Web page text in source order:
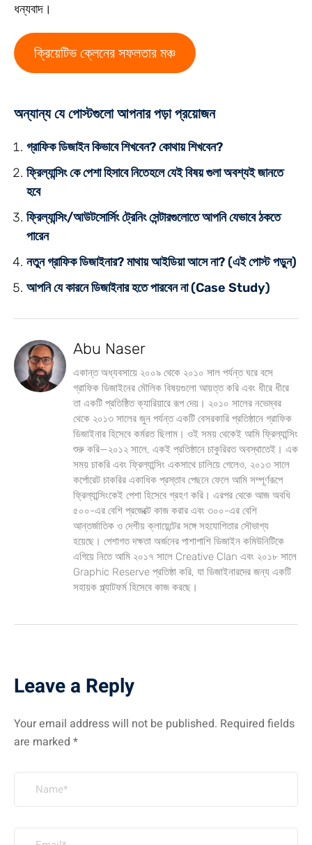
ধন্যবাদ।
ক্রিয়েটিভ ক্লেনের সফলতার মঞ্চ
অন্যান্য যে পোস্টগুলো আপনার পড়া প্রয়োজন
গ্রাফিক ডিজাইন কিভাবে শিখবেন? কোথায় শিখবেন?
ফ্রিল্যান্সিং কে পেশা হিসাবে নিতেহলে যেই বিষয় গুলা অবশ্যই জানতে
হবে
ফ্রিল্যান্সিং/আউটসোর্সিং ট্রেনিং সেন্টারগুলোতে আপনি যেভাবে ঠকতে
পারেন
নতুন গ্রাফিক ডিজাইনার? মাথায় আইডিয়া আসে না?(এই পোস্ট পড়ুন)
আপনি যে কারনে ডিজাইনার হতে পারবেন না (Case Study)
Abu Naser
একান্ত অধ্যবসায়ে ২০০৯ থেকে ২০১০ সাল পর্যন্ত ঘরে বসে
গ্রাফিক ডিজাইনের মৌলিক বিষয়গুলো আয়ত্ত করি এবং ধীরে ধীরে
তা একটি প্রতিষ্ঠিত ক্যারিয়ারে রূপ দেয়। ২০১০ সালের নভেম্বর
থেকে ২০১৩ সালের জুন পর্যন্ত একটি বেসরকারি প্রতিষ্ঠানে গ্রাফিক
ডিজাইনার হিসেবে কর্মরত ছিলাম। ওই সময় থেকেই আমি ফ্রিল্যান্সিং
শুরু করি—২০১২ সালে, একই প্রতিষ্ঠানে চাকুরিরত অবস্থাতেই। এক
সময় চাকরি এবং ফ্রিল্যান্সিং একসাথে চালিয়ে গেলেও, ২০১৩ সালে
কর্পোরেট চাকরির একাধিক প্রস্তাব পেছনে ফেলে আমি সম্পূর্ণরূপে
ফ্রিল্যান্সিংকেই পেশা হিসেবে গ্রহণ করি। এরপর থেকে আজ অবধি
৫০০-এর বেশি প্রজেক্টে কাজ করার এবং ৩০০-এর বেশি
আন্তর্জাতিক ও দেশীয় ক্লায়েন্টের সঙ্গে সহযোগিতার সৌভাগ্য
হয়েছে। পেশাগত দক্ষতা অর্জনের পাশাপাশি ডিজাইন কমিউনিটিকে
এগিয়ে নিতে আমি ২০১৭ সালে Creative Clan এবং ২০১৮ সালে
Graphic Reserve প্রতিষ্ঠা করি, যা ডিজাইনারদের জন্য একটি
সহায়ক প্ল্যাটফর্ম হিসেবে কাজ করছে।
Leave a Reply
Your email address will not be published. Required fields
are marked *